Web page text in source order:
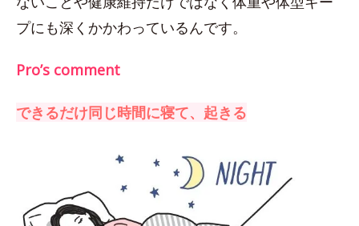
プにも深くかかわっているんです。
Pro’s comment
できるだけ同じ時間に寝て、起きる